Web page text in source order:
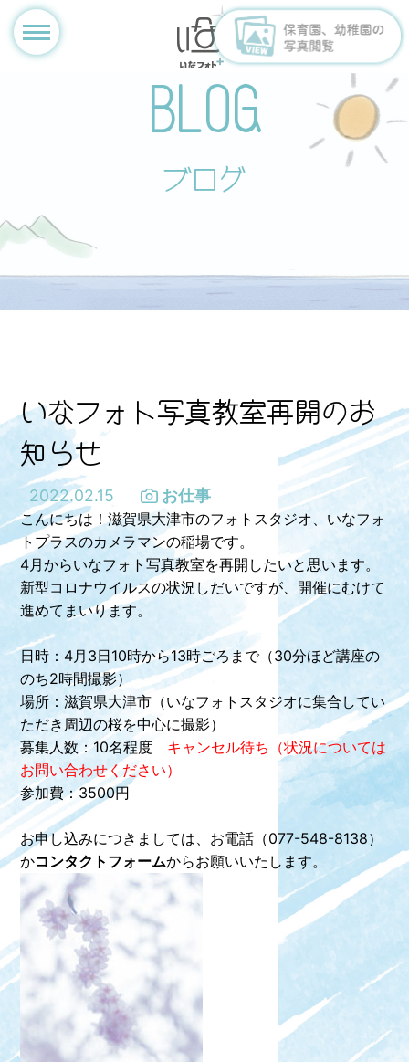
BLOG
ブログ
いなフォト写真教室再開のお
知らせ
2022.02.15 お仕事
こんにちは！滋賀県大津市のフォトスタジオ、いなフォ
トプラスのカメラマンの稲場です。
4月からいなフォト写真教室を再開したいと思います。
新型コロナウイルスの状況しだいですが、開催にむけて
進めてまいります。
日時：4月3日10時から13時ごろまで（30分ほど講座の
のち2時間撮影）
場所：滋賀県大津市（いなフォトスタジオに集合してい
ただき周辺の桜を中心に撮影）
募集人数：10名程度 キャンセル待ち（状況については
お問い合わせください）
参加費：3500円
お申し込みにつきましては、お電話（077-548-8138）
かコンタクトフォームからお願いいたします。